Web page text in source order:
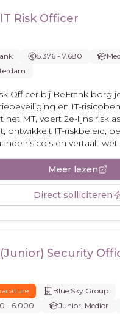
IT Risk Officer
5.376 - 7.680
Officer bij BeFrank borg
en IT-
het MT, voert 2e-lijns risk
ontwikkelt IT-riskbeleid,
risico’s en vertaalt wet-
Meer lezen
Direct solliciteren
(Junior) Security
Blue Sky Group
- 6.000
Junior, Medior